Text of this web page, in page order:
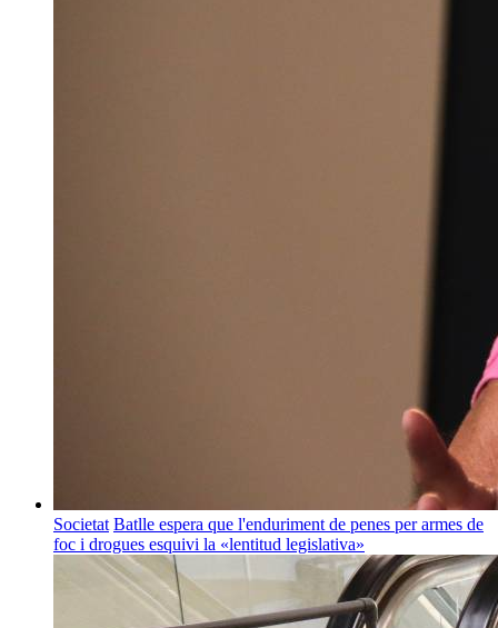
Societat Batlle espera que l'enduriment de penes per armes de
foc i drogues esquivi la «lentitud legislativa»